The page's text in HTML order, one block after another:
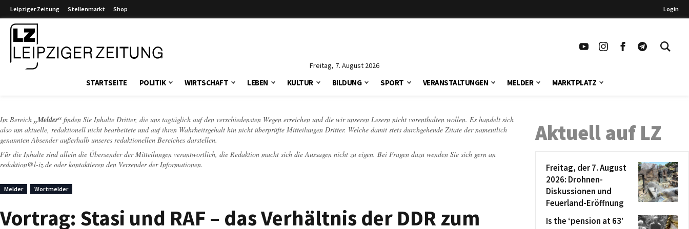
Leipziger Zeitung Stellenmarkt Shop Login
Freitag, 7. August 2026
STARTSEITE POLITIK WIRTSCHAFT LEBEN KULTUR BILDUNG SPORT VERANSTALTUNGEN MELDER MARKTPLATZ
Im Bereich „Melder“ finden Sie Inhalte Dritter, die uns tagtäglich auf den verschiedensten Wegen erreichen und die wir unseren Lesern nicht vorenthalten wollen. Es handelt sich
also um aktuelle, redaktionell nicht bearbeitete und auf ihren Wahrheitsgehalt hin nicht überprüfte Mitteilungen Dritter. Welche damit stets durchgehende Zitate der namentlich
genannten Absender außerhalb unseres redaktionellen Bereiches darstellen.
Für die Inhalte sind allein die Übersender der Mitteilungen verantwortlich, die Redaktion macht sich die Aussagen nicht zu eigen. Bei Fragen dazu wenden Sie sich gern an
redaktion@l-iz.de oder kontaktieren den Versender der Informationen.
Melder Wortmelder
Vortrag: Stasi und RAF – das Verhältnis der DDR zum
Aktuell auf LZ
Freitag, der 7. August
2026: Drohnen-
Diskussionen und
Feuerland-Eröffnung
Is the ‘pension at 63’